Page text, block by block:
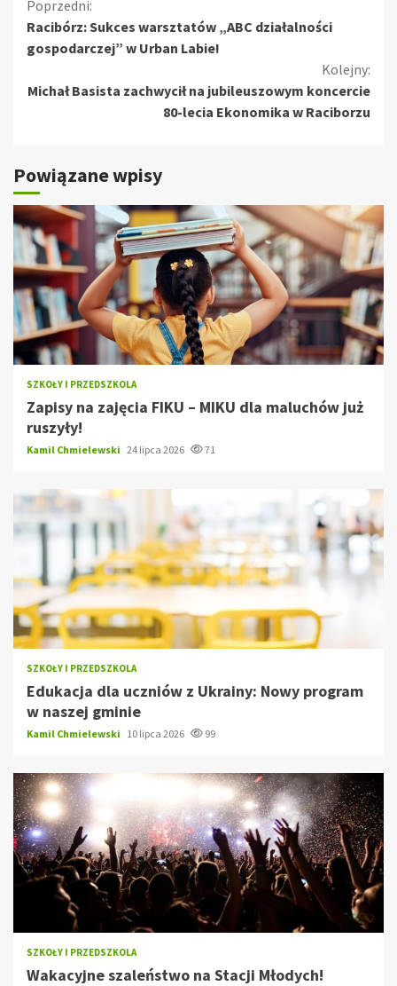
Kontynuuj
czytanie
Poprzedni:
Racibórz: Sukces warsztatów „ABC działalności
gospodarczej” w Urban Labie!
Kolejny:
Michał Basista zachwycił na jubileuszowym koncercie
80-lecia Ekonomika w Raciborzu
Powiązane wpisy
SZKOŁY I PRZEDSZKOLA
Zapisy na zajęcia FIKU – MIKU dla maluchów już
ruszyły!
Kamil Chmielewski 24 lipca 2026 71
SZKOŁY I PRZEDSZKOLA
Edukacja dla uczniów z Ukrainy: Nowy program
w naszej gminie
Kamil Chmielewski 10 lipca 2026 99
SZKOŁY I PRZEDSZKOLA
Wakacyjne szaleństwo na Stacji Młodych!